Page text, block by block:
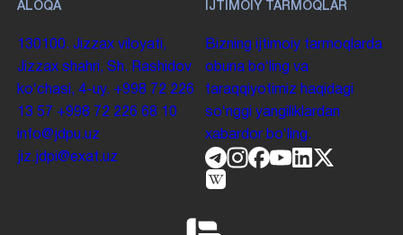
ALOQA
130100. Jizzax viloyati,
Jizzax shahri, Sh. Rashidov
koʻchasi, 4-uy. +998 72 226
13 57 +998 72 226 68 10
info@jdpu.uz
jiz.jdpi@exat.uz
IJTIMOIY TARMOQLAR
Bizning ijtimoiy tarmoqlarda
obuna boʻling va
taraqqiyotimiz haqidagi
soʻnggi yangiliklardan
xabardor boʻling.